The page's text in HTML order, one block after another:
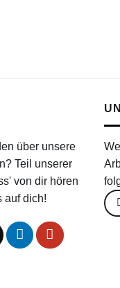
über unsere
Teil unserer
von dir hören
auf dich!